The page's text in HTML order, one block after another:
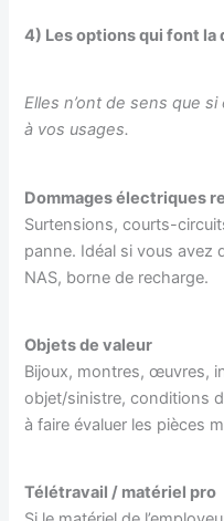
4) Les options qui font
Elles n’ont de sens que
à vos usages.
Dommages électriques
Surtensions, courts-
panne. Idéal si vous avez
NAS, borne de recharge.
Objets de valeur
Bijoux, montres, œuvres,
objet/sinistre, conditions
à faire évaluer les pièces
Télétravail / matériel pro